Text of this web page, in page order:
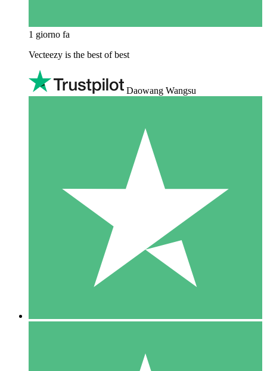
1 giorno fa
Vecteezy is the best of best
Daowang Wangsu